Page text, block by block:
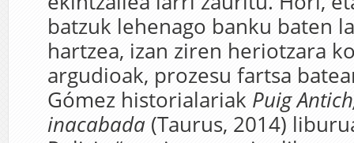
batzuk lehenago banku baten
hartzea, izan ziren heriotzara
argudioak, prozesu fartsa
Gómez historialariak Puig
inacabada (Taurus, 2014)